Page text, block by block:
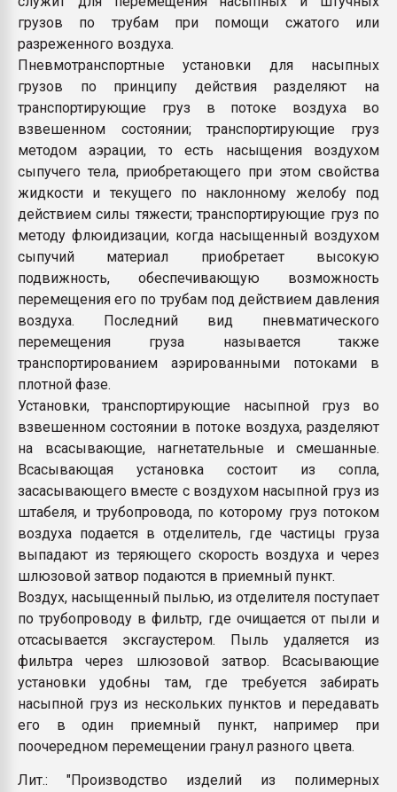
ситуацией на
ПЕРЕЙТИ НА
грузов по трубам при помощи сжатого или
разреженного воздуха.
Пневмотранспортные установки для насыпных
грузов по принципу действия разделяют на
транспортирующие груз в потоке воздуха во
взвешенном состоянии; транспортирующие груз
методом аэрации, то есть насыщения воздухом
сыпучего тела, приобретающего при этом свойства
жидкости и текущего по наклонному желобу под
действием силы тяжести; транспортирующие груз по
методу флюидизации, когда насыщенный воздухом
сыпучий материал приобретает высокую
подвижность, обеспечивающую возможность
перемещения его по трубам под действием давления
воздуха. Последний вид пневматического
перемещения груза называется также
транспортированием аэрированными потоками в
плотной фазе.
Установки, транспортирующие насыпной груз во
взвешенном состоянии в потоке воздуха, разделяют
на всасывающие, нагнетательные и смешанные.
Всасывающая установка состоит из сопла,
засасывающего вместе с воздухом насыпной груз из
штабеля, и трубопровода, по которому груз потоком
воздуха подается в отделитель, где частицы груза
выпадают из теряющего скорость воздуха и через
шлюзовой затвор подаются в приемный пункт.
Воздух, насыщенный пылью, из отделителя поступает
по трубопроводу в фильтр, где очищается от пыли и
отсасывается эксгаустером. Пыль удаляется из
фильтра через шлюзовой затвор. Всасывающие
установки удобны там, где требуется забирать
насыпной груз из нескольких пунктов и передавать
его в один приемный пункт, например при
поочередном перемещении гранул разного цвета.
Лит.: "Производство изделий из полимерных